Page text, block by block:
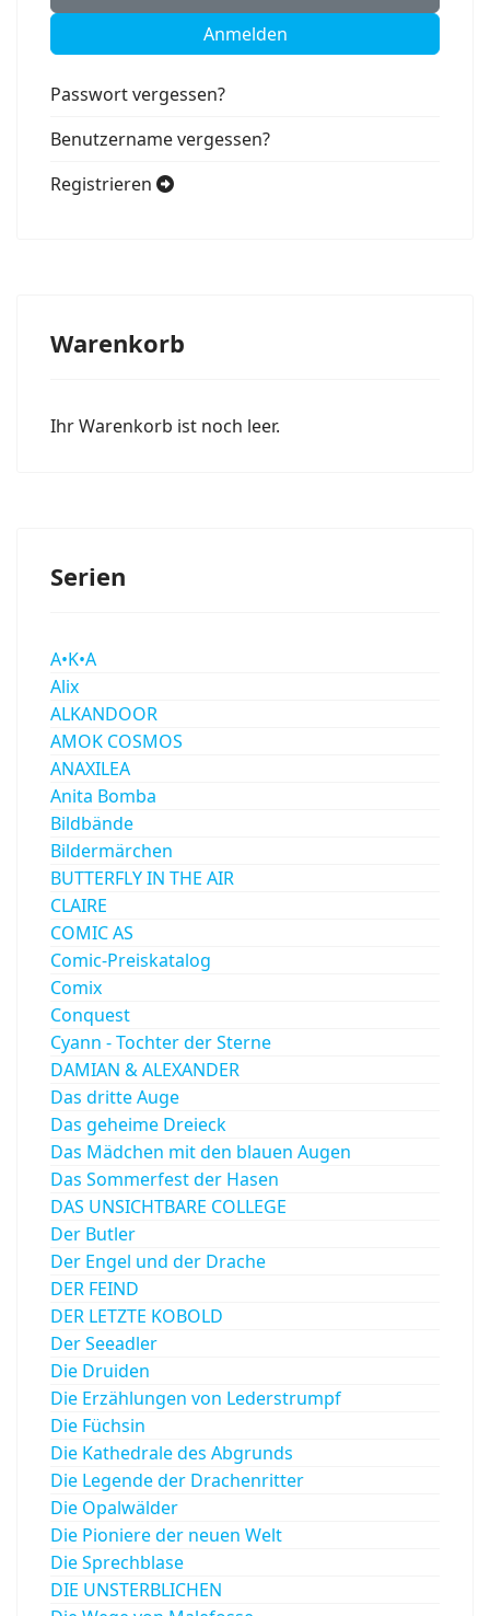
Anmelden
Passwort vergessen?
Benutzername vergessen?
Registrieren
Warenkorb
Ihr Warenkorb ist noch leer.
Serien
A•K•A
Alix
ALKANDOOR
AMOK COSMOS
ANAXILEA
Anita Bomba
Bildbände
Bildermärchen
BUTTERFLY IN THE AIR
CLAIRE
COMIC AS
Comic-Preiskatalog
Comix
Conquest
Cyann - Tochter der Sterne
DAMIAN & ALEXANDER
Das dritte Auge
Das geheime Dreieck
Das Mädchen mit den blauen Augen
Das Sommerfest der Hasen
DAS UNSICHTBARE COLLEGE
Der Butler
Der Engel und der Drache
DER FEIND
DER LETZTE KOBOLD
Der Seeadler
Die Druiden
Die Erzählungen von Lederstrumpf
Die Füchsin
Die Kathedrale des Abgrunds
Die Legende der Drachenritter
Die Opalwälder
Die Pioniere der neuen Welt
Die Sprechblase
DIE UNSTERBLICHEN